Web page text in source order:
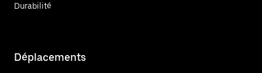
Durabilité
Déplacements